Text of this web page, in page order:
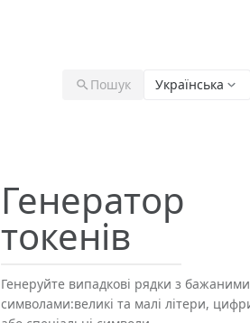
Пошук Українська
Генератор
токенів
Генеруйте випадкові рядки з бажаними
символами:великі та малі літери,